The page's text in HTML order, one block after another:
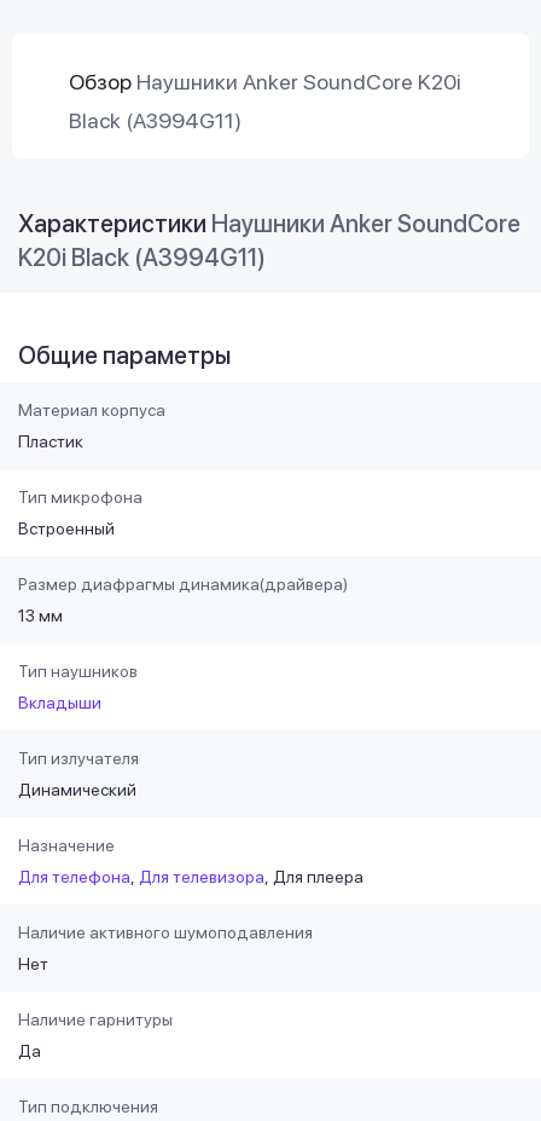
Обзор Наушники Anker SoundCore K20i
Black (A3994G11)
Характеристики Наушники Anker SoundCore
K20i Black (A3994G11)
Общие параметры
Материал корпуса
Пластик
Тип микрофона
Встроенный
Размер диафрагмы динамика(драйвера)
13 мм
Тип наушников
Вкладыши
Тип излучателя
Динамический
Назначение
Для телефона
Для телевизора Для плеера
Наличие активного шумоподавления
Нет
Наличие гарнитуры
Да
Тип подключения